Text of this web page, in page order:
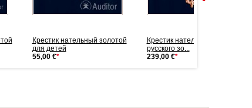
Крестик нательный золотой
для детей
55,00 €*
Крестик нательный из
русского зо...
239,00 €*